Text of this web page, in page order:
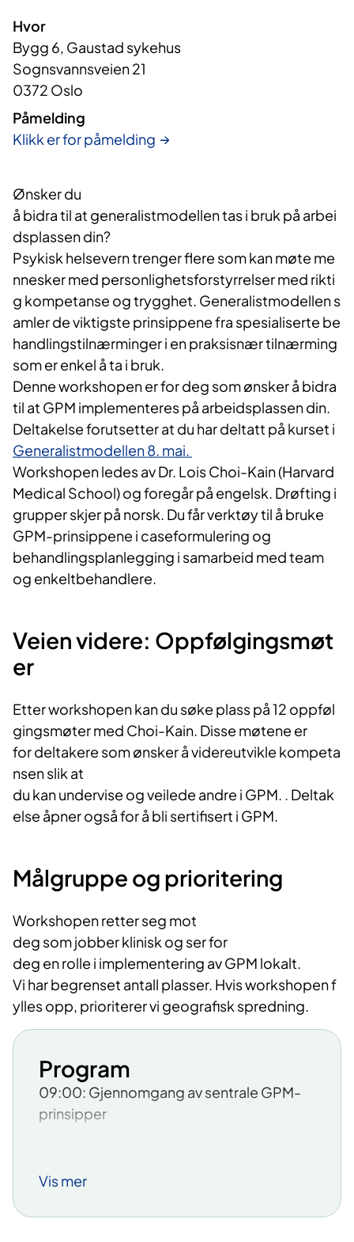
Hvor
Bygg 6, Gaustad sykehus
Sognsvannsveien 21
0372 Oslo
Påmelding
Klikk er for påmelding
Ønsker du
å bidra til at generalistmodellen tas i bruk på arbei
dsplassen din?
Psykisk helsevern trenger flere som kan møte me
nnesker med personlighetsforstyrrelser med rikti
g kompetanse og trygghet. Generalistmodellen s
amler de viktigste prinsippene fra spesialiserte be
handlingstilnærminger i en praksisnær tilnærming
som er enkel å ta i bruk.
Denne workshopen er for deg som ønsker å bidra
til at GPM implementeres på arbeidsplassen din.
Deltakelse forutsetter at du har deltatt på kurset i
Generalistmodellen 8. mai.
Workshopen ledes av Dr. Lois Choi-Kain (Harvard
Medical School) og foregår på engelsk. Drøfting i
grupper skjer på norsk. Du får verktøy til å bruke
GPM-prinsippene i caseformulering og
behandlingsplanlegging i samarbeid med team
og enkeltbehandlere.
Veienvidere: Oppfølgingsmøt
er
Etter workshopen kan du søke plass på 12 oppføl
gingsmøter med Choi-Kain. Disse møtene er
for deltakere som ønsker å videreutvikle kompeta
nsen slik at
du kan undervise og veilede andre i GPM. . Deltak
else åpner også for å bli sertifisert i GPM.
Målgruppe og prioritering
Workshopen retter seg mot
deg som jobber klinisk og ser for
deg en rolle i implementering av GPM lokalt.
Vi har begrenset antall plasser. Hvis workshopen f
ylles opp, prioriterer vi geografisk spredning.
Program
09:00: Gjennomgang av sentrale GPM-
prinsipper
10:00: Hva kjennetegner god behandling
Vis mer